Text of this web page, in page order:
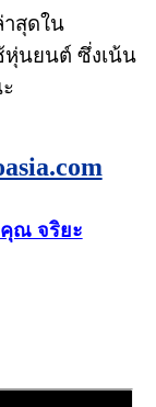
าสุดใน
หุ่นยนต์ ซึ่งเน้น
คุณ จริยะ